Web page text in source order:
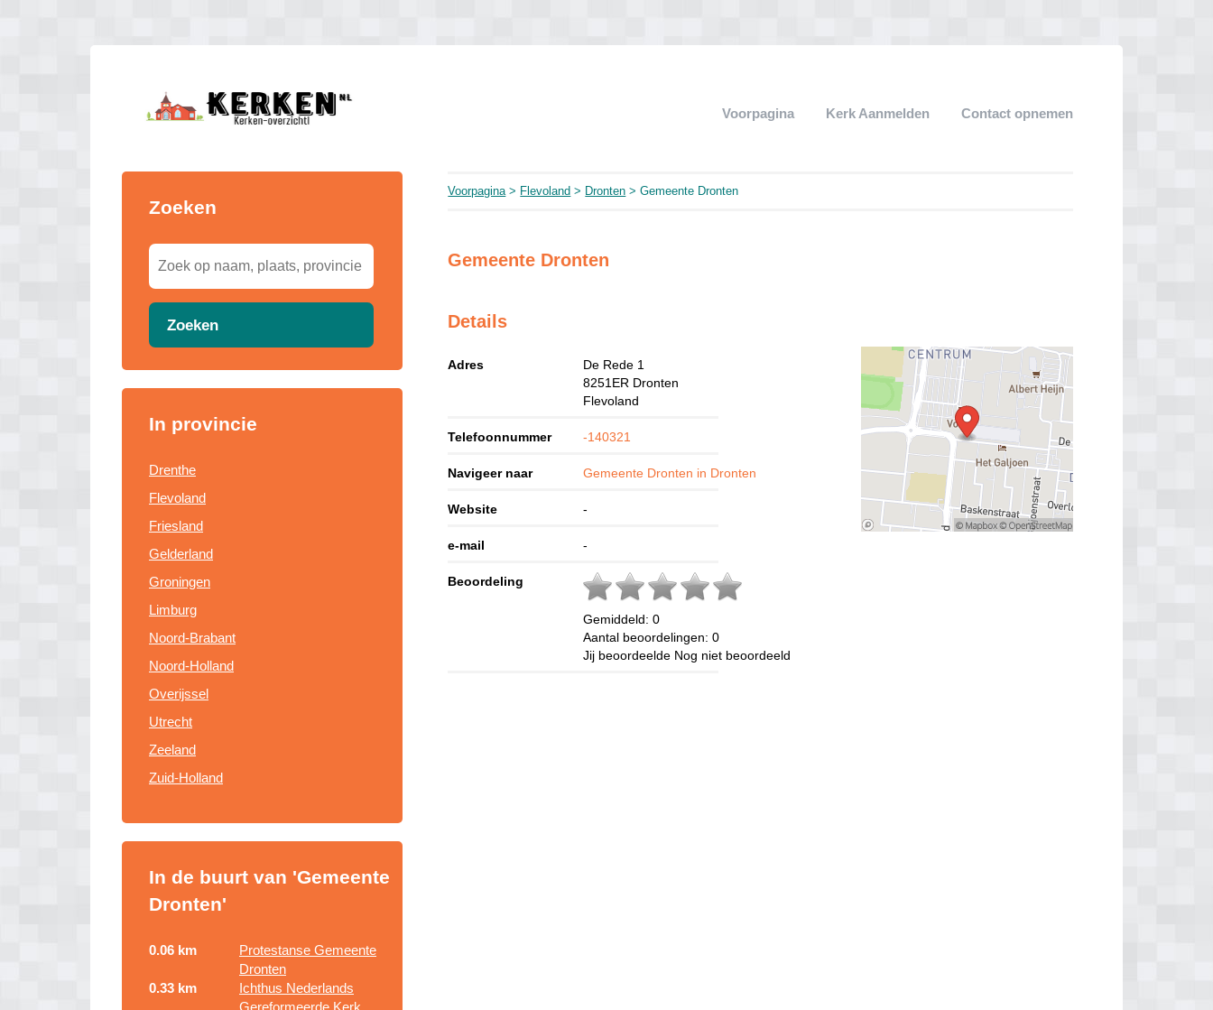
Voorpagina Kerk Aanmelden Contact opnemen
Zoeken
Zoeken
In provincie
Drenthe
Flevoland
Friesland
Gelderland
Groningen
Limburg
Noord-Brabant
Noord-Holland
Overijssel
Utrecht
Zeeland
Zuid-Holland
In de buurt van 'Gemeente
Dronten'
0.06 km
Protestanse Gemeente
Dronten
0.33 km
Ichthus Nederlands
Gereformeerde Kerk
Voorpagina> Flevoland > Dronten > Gemeente Dronten
Gemeente Dronten
Details
Adres
De Rede 1
8251ER Dronten
Flevoland
Telefoonnummer -140321
Navigeer naar Gemeente Dronten in Dronten
Website -
e-mail -
Beoordeling
Gemiddeld:0
Aantal beoordelingen:0
Jij beoordeelde Nog niet beoordeeld